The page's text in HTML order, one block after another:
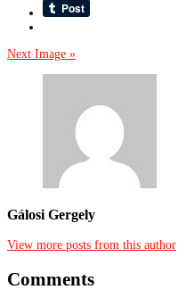
Next Image »
Gálosi Gergely
View more posts from this author
Comments